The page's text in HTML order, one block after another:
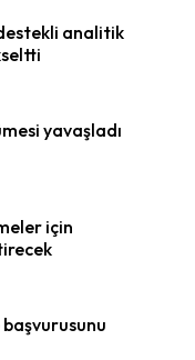
analitik
yavaşladı
için